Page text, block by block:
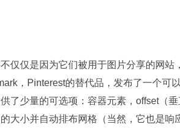
仅是因为它们被用于图片分享的网站
，Pinterest的替代品，发布了一个可
了少量的可选项：容器元素，offset（
小并自动排布网格（当然，它也是响